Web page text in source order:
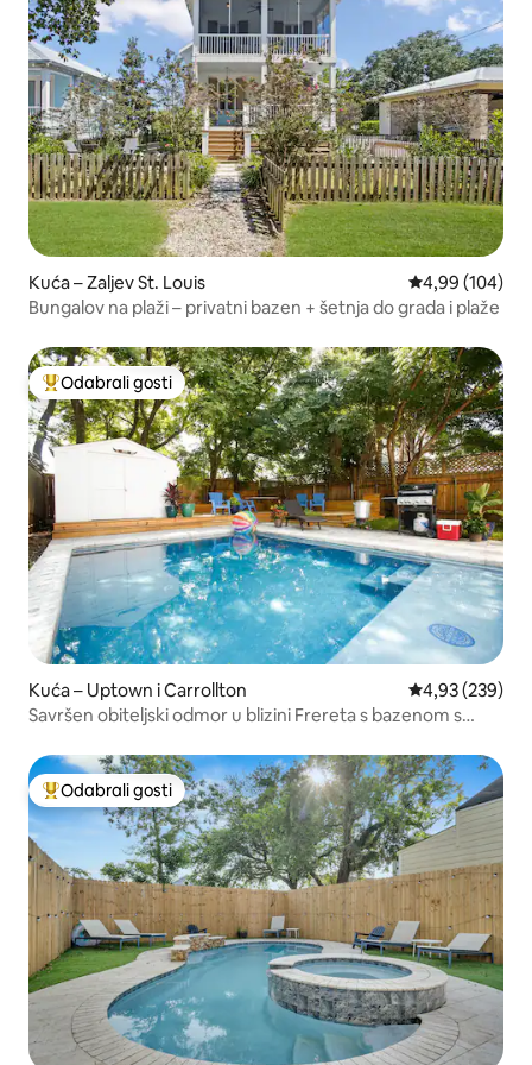
Kuća – Zaljev St. Louis Prosječna
4,99 (104)
Bungalov na plaži – privatni bazen + šetnja do grada i plaže
Među najviše rangiranima s oznakom „Odabrali gosti”
Odabrali gosti
Kuća – Uptown i Carrollton Prosječna
4,93 (239)
Savršen obiteljski odmor u blizini Frereta s bazenom s
Među najviše rangiranima s oznakom „Odabrali gosti”
Odabrali gosti